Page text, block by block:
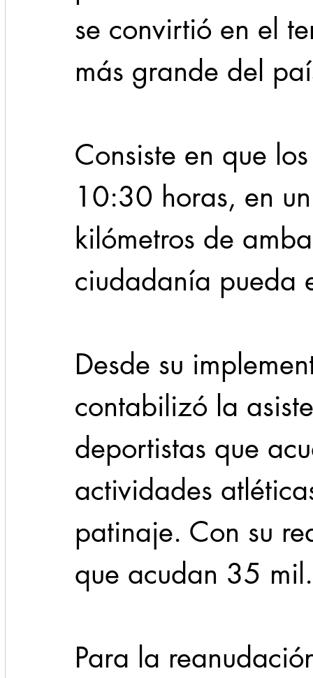
se convirtió en el
más grande del
Consiste en que
10:30 horas, en
kilómetros de
ciudadanía pueda
Desde su
contabilizó la
deportistas que
actividades
patinaje. Con su
que acudan 35 mil.
Para la